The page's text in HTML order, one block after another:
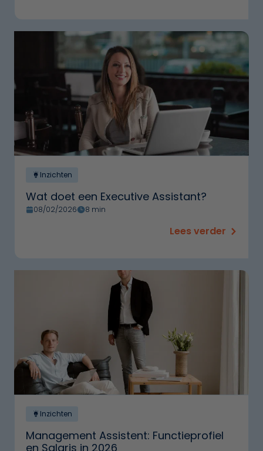
Inzichten
Wat doet een Executive Assistant?
08/02/2026 8 min
Lees verder
Inzichten
Management Assistent: Functieprofiel
en Salaris in 2026